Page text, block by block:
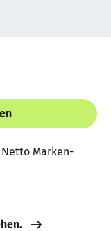
Marken-